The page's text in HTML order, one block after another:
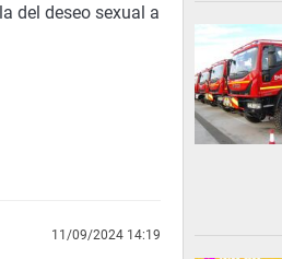
del deseo sexual a
11/09/2024 14:19